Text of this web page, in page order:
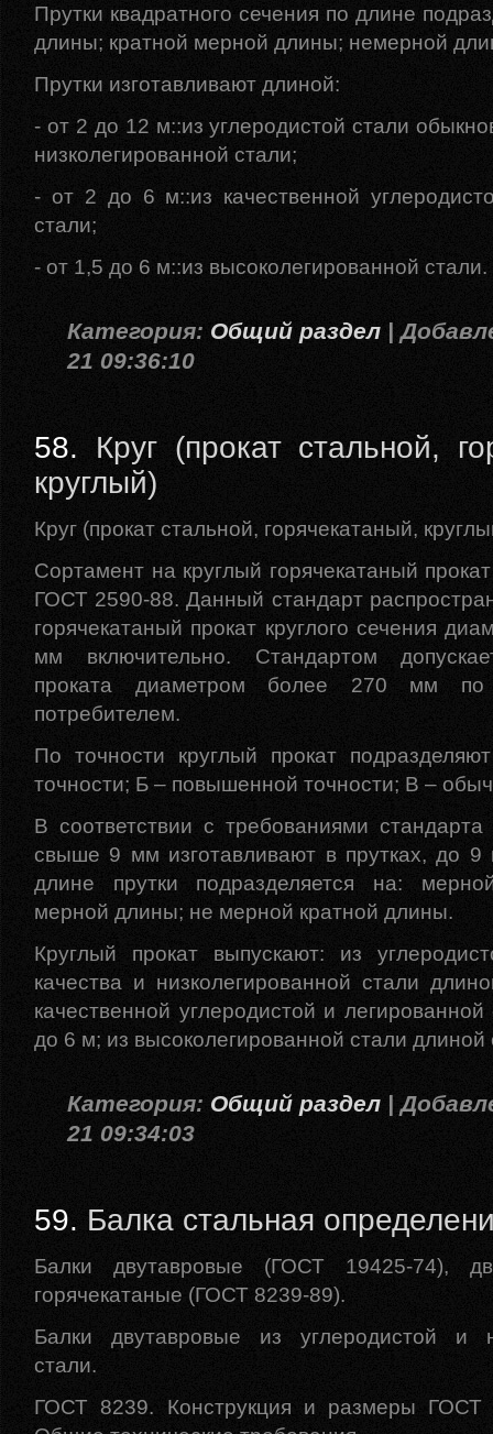
Прутки квадратного сечения по длине
длины; кратной мерной длины; немерной
Прутки изготавливают длиной:
- от 2 до 12 м::из углеродистой стали
низколегированной стали;
- от 2 до 6 м::из качественной
стали;
- от 1,5 до 6 м::из высоколегированной стали.
Категория: Общий раздел |
21 09:36:10
58. Круг (прокат стальной,
круглый)
Круг (прокат стальной, горячекатаный,
Сортамент на круглый горячекатаный
ГОСТ 2590-88. Данный стандарт
горячекатаный прокат круглого сечения
мм включительно. Стандартом
проката диаметром более 270 мм по
потребителем.
По точности круглый прокат
точности; Б – повышенной точности; В –
В соответствии с требованиями
свыше 9 мм изготавливают в прутках, до
длине прутки подразделяется на:
мерной длины; не мерной кратной длины.
Круглый прокат выпускают: из
качества и низколегированной стали
качественной углеродистой и
до 6 м; из высоколегированной стали длиной
Категория: Общий раздел |
21 09:34:03
59. Балка стальная
Балки двутавровые (ГОСТ 19425-74),
горячекатаные (ГОСТ 8239-89).
Балки двутавровые из углеродистой и
стали.
ГОСТ 8239. Конструкция и размеры